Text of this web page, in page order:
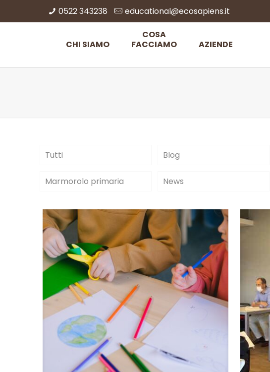
0522 343238 educational@ecosapiens.it
CHI SIAMO
COSA
FACCIAMO
AZIENDE
Tutti Blog
Marmorolo primaria News